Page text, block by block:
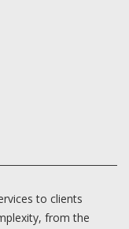
to clients
from the